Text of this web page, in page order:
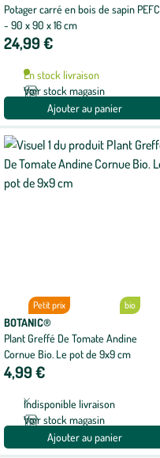
de
5
sur
5
avec
Potager carré en bois de sapin PEFC
- 90 x 90 x 16 cm
24,99 €
En stock livraison
Voir stock magasin
Ajouter au panier
Petit prix bio
BOTANIC®
Plant Greffé De Tomate Andine
Cornue Bio. Le pot de 9x9 cm
4,99 €
Indisponible livraison
Voir stock magasin
Ajouter au panier